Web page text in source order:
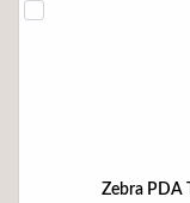
Zebra PDA